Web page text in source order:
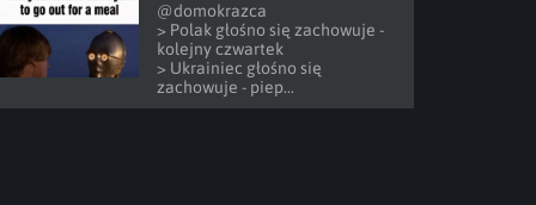
@domokrazca
> Polak głośno się zachowuje -
kolejny czwartek
> Ukrainiec głośno się
zachowuje - piep...